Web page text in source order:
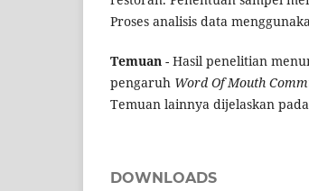
Proses analisis data
Temuan - Hasil penelitian
pengaruh Word Of Mouth
Temuan lainnya dijelaskan
DOWNLOADS